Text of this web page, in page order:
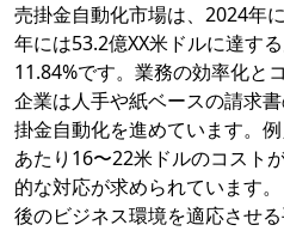
売掛金自動化市場は、2024年
年には53.2億XX米ドルに達す
11.84%です。業務の効率化と
企業は人手や紙ベースの請求
掛金自動化を進めています。
あたり16〜22米ドルのコスト
的な対応が求められています
後のビジネス環境を適応させる